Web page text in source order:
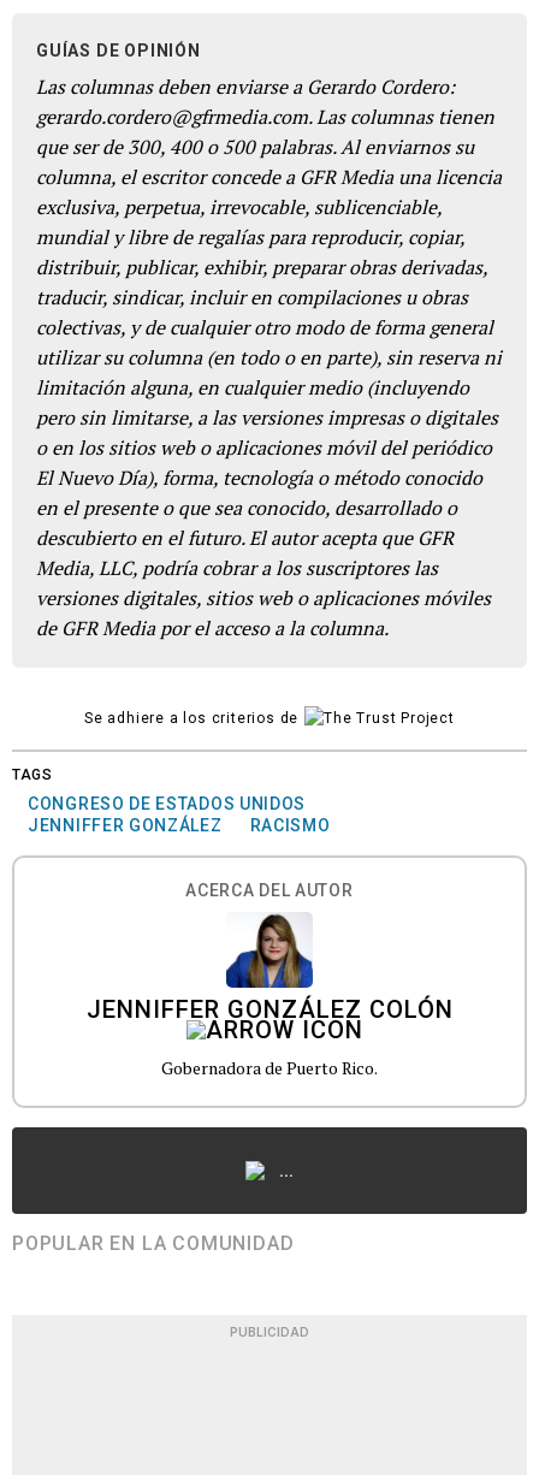
GUÍAS DE OPINIÓN
Las columnas deben enviarse a Gerardo Cordero:
gerardo.cordero@gfrmedia.com. Las columnas tienen
que ser de 300, 400 o 500 palabras. Al enviarnos su
columna, el escritor concede a GFR Media una licencia
exclusiva, perpetua, irrevocable, sublicenciable,
mundial y libre de regalías para reproducir, copiar,
distribuir, publicar, exhibir, preparar obras derivadas,
traducir, sindicar, incluir en compilaciones u obras
colectivas, y de cualquier otro modo de forma general
utilizar su columna (en todo o en parte), sin reserva ni
limitación alguna, en cualquier medio (incluyendo
pero sin limitarse, a las versiones impresas o digitales
o en los sitios web o aplicaciones móvil del periódico
El Nuevo Día), forma, tecnología o método conocido
en el presente o que sea conocido, desarrollado o
descubierto en el futuro. El autor acepta que GFR
Media, LLC, podría cobrar a los suscriptores las
versiones digitales, sitios web o aplicaciones móviles
de GFR Media por el acceso a la columna.
Se adhiere a los criterios de
TAGS
CONGRESO DE ESTADOS UNIDOS
JENNIFFER GONZÁLEZ
RACISMO
ACERCA DEL AUTOR
JENNIFFER GONZÁLEZ COLÓN
Gobernadora de Puerto Rico.
...
POPULAR EN LA COMUNIDAD
PUBLICIDAD